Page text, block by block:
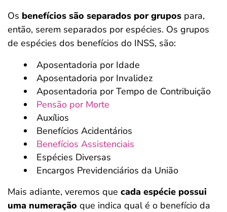
Os benefícios são separados por grupos para,
então, serem separados por espécies. Os grupos
de espécies dos benefícios do INSS, são:
Aposentadoria por Idade
Aposentadoria por Invalidez
Aposentadoria por Tempo de Contribuição
Pensão por Morte
Auxílios
Benefícios Acidentários
Benefícios Assistenciais
Espécies Diversas
Encargos Previdenciários da União
Mais adiante, veremos que cada espécie possui
uma numeração que indica qual é o benefício da